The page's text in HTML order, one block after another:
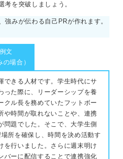
考を突破しましょう。
強みが伝わる自己PRが作れます。
例文
場合）
できる人材です。学生時代にサ
った際に、リーダーシップを養
クル長を務めていたフットボー
や時間が取れないことや、連携
問題でした。そこで、大学生側
所を確保し、時間を決め活動す
を行いました。さらに週末明け
バーに配信することで連携強化